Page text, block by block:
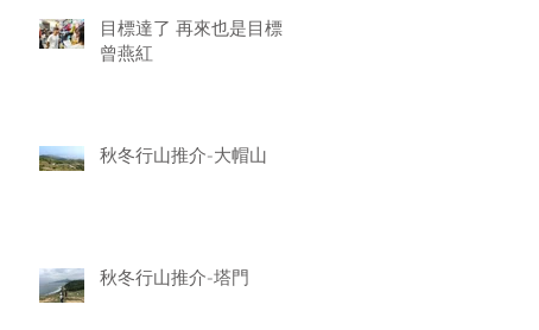
目標達了 再來也是目標
曾燕紅
秋冬行山推介-大帽山
秋冬行山推介-塔門